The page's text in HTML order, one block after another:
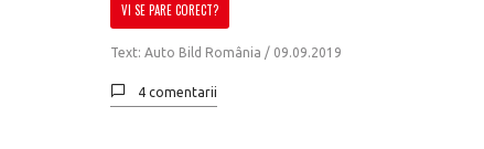
VI SE PARE CORECT?
Text: Auto Bild România / 09.09.2019
4 comentarii